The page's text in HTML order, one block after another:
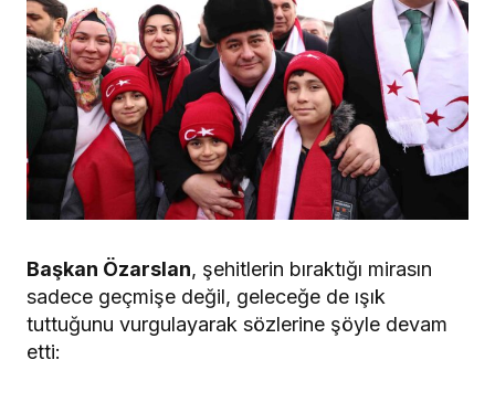
Başkan Özarslan, şehitlerin bıraktığı mirasın
sadece geçmişe değil, geleceğe de ışık
tuttuğunu vurgulayarak sözlerine şöyle devam
etti: